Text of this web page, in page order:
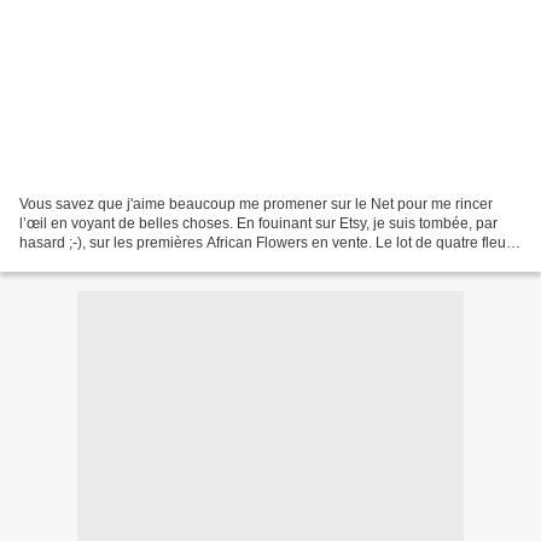
Vous savez que j'aime beaucoup me promener sur le Net pour me rincer
l’œil en voyant de belles choses. En fouinant sur Etsy, je suis tombée, par
hasard ;-), sur les premières African Flowers en vente. Le lot de quatre fleurs